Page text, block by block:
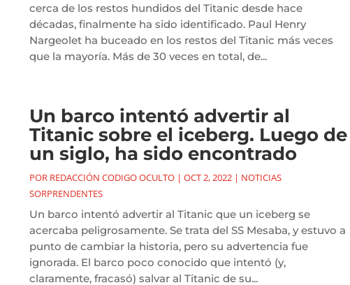
cerca de los restos hundidos del Titanic desde hace
décadas, finalmente ha sido identificado. Paul Henry
Nargeolet ha buceado en los restos del Titanic más veces
que la mayoría. Más de 30 veces en total, de...
Un barco intentó advertir al
Titanic sobre el iceberg. Luego de
un siglo, ha sido encontrado
POR REDACCIÓN CODIGO OCULTO| OCT 2, 2022| NOTICIAS
SORPRENDENTES
Un barco intentó advertir al Titanic que un iceberg se
acercaba peligrosamente. Se trata del SS Mesaba, y estuvo a
punto de cambiar la historia, pero su advertencia fue
ignorada. El barco poco conocido que intentó (y,
claramente, fracasó) salvar al Titanic de su...